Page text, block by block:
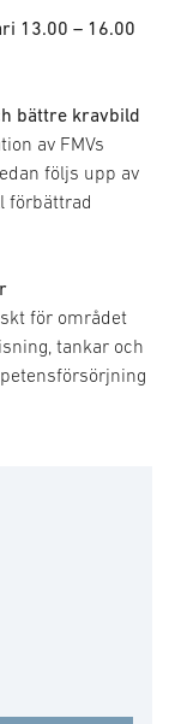
13.00 – 16.00
bättre kravbild
av FMVs
följs upp av
förbättrad
för området
tankar och